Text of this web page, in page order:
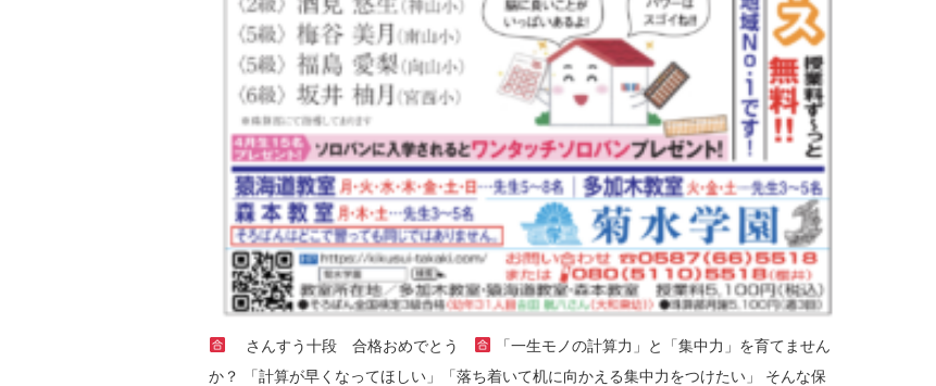
さんすう十段 合格おめでとう
「一生モノの計算力」と「集中力」を育てません
か？ 「計算が早くなってほしい」「落ち着いて机に向かえる集中力をつけたい」 そんな保